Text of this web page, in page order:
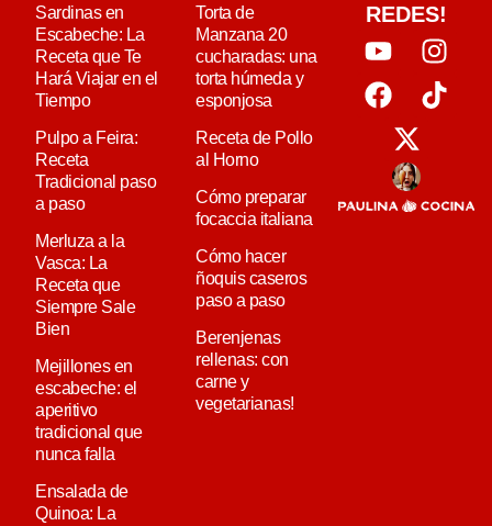
Sardinas en
Escabeche: La
Receta que Te
Hará Viajar en el
Tiempo
Pulpo a Feira:
Receta
Tradicional paso
a paso
Merluza a la
Vasca: La
Receta que
Siempre Sale
Bien
Mejillones en
escabeche: el
aperitivo
tradicional que
nunca falla
Ensalada de
Quinoa: La
Torta de
Manzana 20
cucharadas: una
torta húmeda y
esponjosa
Receta de Pollo
al Horno
Cómo preparar
focaccia italiana
Cómo hacer
ñoquis caseros
paso a paso
Berenjenas
rellenas: con
carne y
vegetarianas!
REDES!